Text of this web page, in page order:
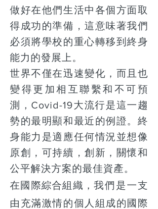
做好在他們生活中各個方面取
得成功的準備，這意味著我們
必須將學校的重心轉移到終身
能力的發展上。
世界不僅在迅速變化，而且也
變得更加相互聯繫和不可預
測，Covid-19大流行是這一趨
勢的最明顯和最近的例證。終
身能力是適應任何情況並想像
原創，可持續，創新，關懷和
公平解決方案的最佳資產。
在國際綜合組織， 我們是一支
由充滿激情的個人組成的國際